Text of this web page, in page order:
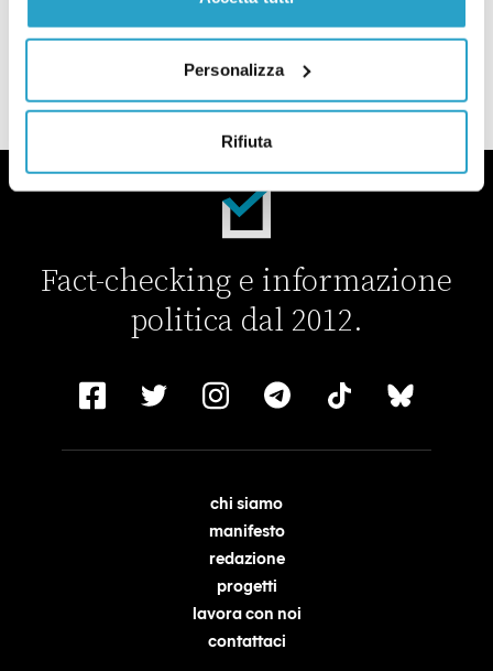
Personalizza
Rifiuta
CARICA ALTRI ARTICOLI
Fact-checking e informazione
politica dal 2012.
chi siamo
manifesto
redazione
progetti
lavora con noi
contattaci